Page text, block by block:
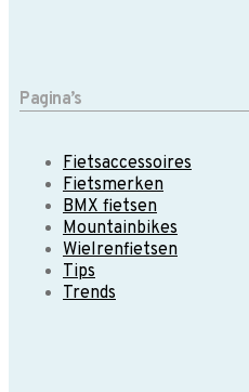
Pagina’s
Fietsaccessoires
Fietsmerken
BMX fietsen
Mountainbikes
Wielrenfietsen
Tips
Trends